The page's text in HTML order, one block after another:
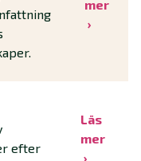
mer
efter
Läs
mer